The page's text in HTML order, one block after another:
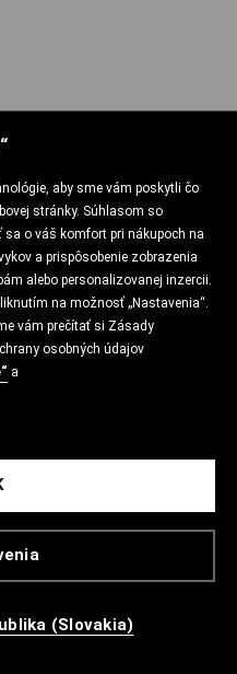
aby sme vám poskytli čo
stránky. Súhlasom so
o váš komfort pri nákupoch na
a prispôsobenie zobrazenia
alebo personalizovanej inzercii.
na možnosť „Nastavenia“.
vám prečítať si Zásady
osobných údajov
a
(Slovakia)